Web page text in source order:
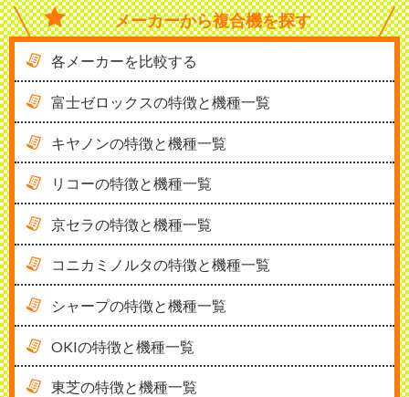
メーカーから複合機を探す
各メーカーを比較する
富士ゼロックスの特徴と機種一覧
キヤノンの特徴と機種一覧
リコーの特徴と機種一覧
京セラの特徴と機種一覧
コニカミノルタの特徴と機種一覧
シャープの特徴と機種一覧
OKIの特徴と機種一覧
東芝の特徴と機種一覧